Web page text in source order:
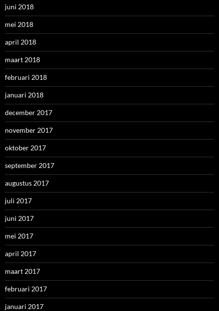
juni 2018
mei 2018
april 2018
maart 2018
februari 2018
januari 2018
december 2017
november 2017
oktober 2017
september 2017
augustus 2017
juli 2017
juni 2017
mei 2017
april 2017
maart 2017
februari 2017
januari 2017